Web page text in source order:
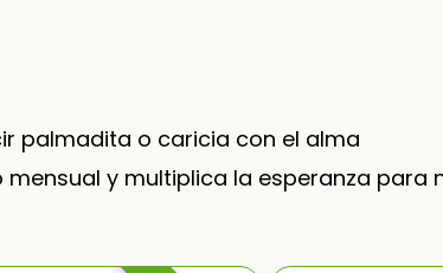
palmadita o caricia con el alma
y multiplica la esperanza para